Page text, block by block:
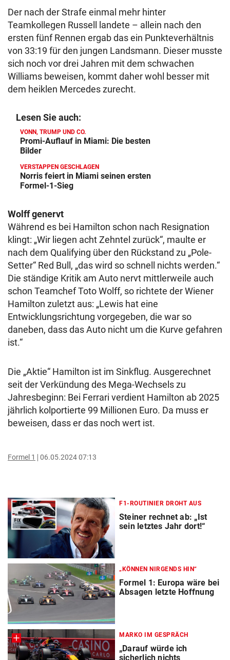
Der nach der Strafe einmal mehr hinter
Teamkollegen Russell landete – allein nach den
ersten fünf Rennen ergab das ein Punkteverhältnis
von 33:19 für den jungen Landsmann. Dieser musste
sich noch vor drei Jahren mit dem schwachen
Williams beweisen, kommt daher wohl besser mit
dem heiklen Mercedes zurecht.
Lesen Sie auch:
VONN, TRUMP UND CO.
Promi-Auflauf in Miami: Die besten
Bilder
VERSTAPPEN GESCHLAGEN
Norris feiert in Miami seinen ersten
Formel-1-Sieg
Wolff genervt
Während es bei Hamilton schon nach Resignation
klingt: „Wir liegen acht Zehntel zurück“, maulte er
nach dem Qualifying über den Rückstand zu „Pole-
Setter“ Red Bull, „das wird so schnell nichts werden.“
Die ständige Kritik am Auto nervt mittlerweile auch
schon Teamchef Toto Wolff, so richtete der Wiener
Hamilton zuletzt aus: „Lewis hat eine
Entwicklungsrichtung vorgegeben, die war so
daneben, dass das Auto nicht um die Kurve gefahren
ist.“
Die „Aktie“ Hamilton ist im Sinkflug. Ausgerechnet
seit der Verkündung des Mega-Wechsels zu
Jahresbeginn: Bei Ferrari verdient Hamilton ab 2025
jährlich kolportierte 99 Millionen Euro. Da muss er
beweisen, dass er das noch wert ist.
Formel 1 06.05.2024 07:13
F1-ROUTINIER DROHT AUS
Steiner rechnet ab: „Ist
sein letztes Jahr dort!“
„KÖNNEN NIRGENDS HIN“
Formel 1: Europa wäre bei
Absagen letzte Hoffnung
MARKO IM GESPRÄCH
„Darauf würde ich
sicherlich nichts